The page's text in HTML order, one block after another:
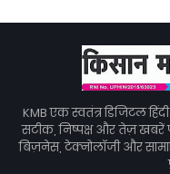
KMB एक स्वतंत्र डिजिटल
सटीक, निष्पक्ष और तेज़ खबरें
बिज़नेस, टेक्नोलॉजी और